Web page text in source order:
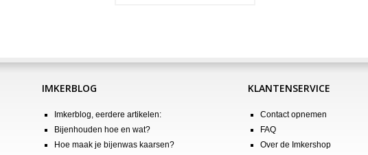
IMKERBLOG
Imkerblog, eerdere artikelen:
Bijenhouden hoe en wat?
Hoe maak je bijenwas kaarsen?
KLANTENSERVICE
Contact opnemen
FAQ
Over de Imkershop